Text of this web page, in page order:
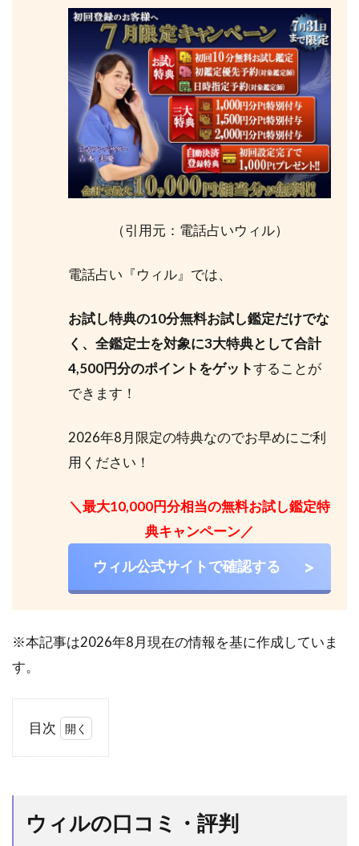
（引用元：電話占いウィル）
電話占い『ウィル』では、
お試し特典の10分無料お試し鑑定だけでな
く、全鑑定士を対象に3大特典として合計
4,500円分のポイントをゲットすることが
できます！
2026年8月限定の特典なのでお早めにご利
用ください！
＼最大10,000円分相当の無料お試し鑑定特
典キャンペーン／
ウィル公式サイトで確認する
※本記事は2026年8月現在の情報を基に作成していま
す。
目次
ミ・
評判
ウィルの口コミ・評判